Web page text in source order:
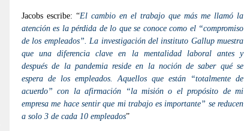
Jacobs escribe: “El cambio en el trabajo que más me llamó la
atención es la pérdida de lo que se conoce como el “compromiso
de los empleados”. La investigación del instituto Gallup muestra
que una diferencia clave en la mentalidad laboral antes y
después de la pandemia reside en la noción de saber qué se
espera de los empleados. Aquellos que están “totalmente de
acuerdo” con la afirmación “la misión o el propósito de mi
empresa me hace sentir que mi trabajo es importante” se reducen
a solo 3 de cada 10 empleados”